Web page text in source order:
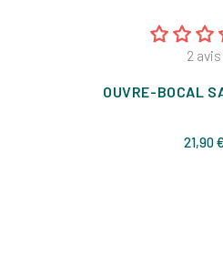
2 avis
OUVRE-BOCAL
21,90 €